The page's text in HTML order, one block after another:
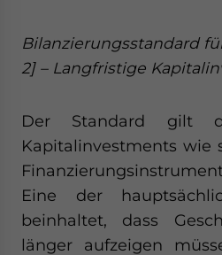
Bilanzierungsstandard
2] – Langfristige
Der Standard gilt
Kapitalinvestments wie
Eine der
beinhaltet, dass
länger aufzeigen